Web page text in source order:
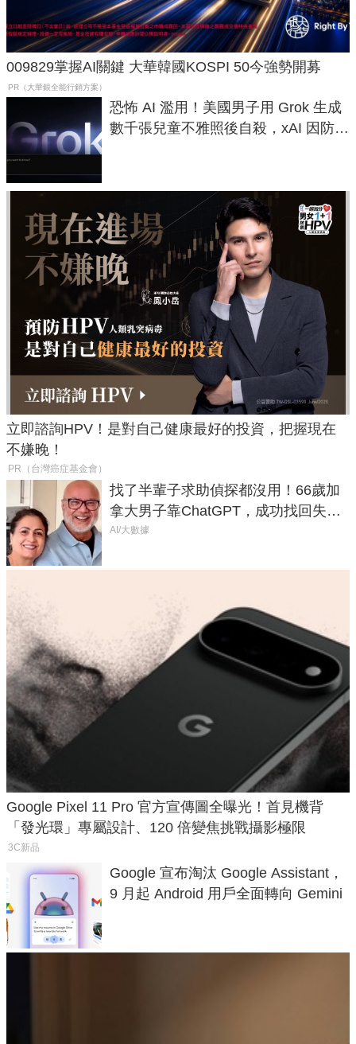
009829掌握AI關鍵 大華韓國KOSPI 50今強勢開募
PR（大華銀全能行銷方案）
恐怖 AI 濫用！美國男子用 Grok 生成
數千張兒童不雅照後自殺，xAI 因防護
立即諮詢HPV！是對自己健康最好的投資，把握現在
不嫌晚！
PR（台灣癌症基金會）
找了半輩子求助偵探都沒用！66歲加
拿大男子靠ChatGPT，成功找回失散
50年家人
AI/大數據
Google Pixel 11 Pro 官方宣傳圖全曝光！首見機背
「發光環」專屬設計、120 倍變焦挑戰攝影極限
3C新品
Google 宣布淘汰 Google Assistant，
9 月起 Android 用戶全面轉向 Gemini